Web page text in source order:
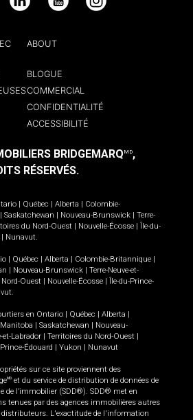
LinkedIn YouTube Instagram
ABOUT
BLOGUE
COMMERCIAL
CONFIDENTIALITÉ
ACCESSIBILITÉ
BRIDGEMARQ MD,
RÉSERVÉS.
| Québec | Alberta | Colombie-
| Saskatchewan | Nouveau-Brunswick | Terre-
du Nord-Ouest | Nouvelle-Écosse | Île-du-
| Nunavut.
| Québec | Alberta | Colombie-Britannique |
| Nouveau-Brunswick | Terre-Neuve-et-
Ouest | Nouvelle-Écosse | Île-du-Prince-
.
en Ontario | Québec | Alberta |
Manitoba | Saskatchewan | Nouveau-
et-Labrador | Territoires du Nord-Ouest |
Édouard | Yukon | Nunavut
sur ce site proviennent des
MD et du service de distribution de données de
de l’immobilier (SDD®). SDD® met en
tenues par des agences immobilières autres
distributeurs. L'exactitude de l'information